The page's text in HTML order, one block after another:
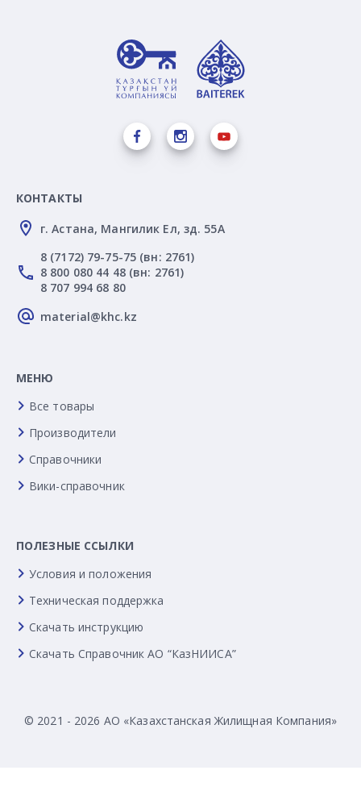
КОНТАКТЫ
г. Астана, Мангилик Ел, зд. 55А
8 (7172) 79-75-75 (вн: 2761)
8 800 080 44 48 (вн: 2761)
8 707 994 68 80
material@khc.kz
МЕНЮ
Все товары
Производители
Справочники
Вики-справочник
ПОЛЕЗНЫЕ ССЫЛКИ
Условия и положения
Техническая поддержка
Скачать инструкцию
Скачать Справочник АО “КазНИИСА”
© 2021 - 2026 АО «Казахстанская Жилищная Компания»